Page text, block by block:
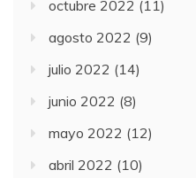
octubre 2022 (11)
agosto 2022 (9)
julio 2022 (14)
junio 2022 (8)
mayo 2022 (12)
abril 2022 (10)